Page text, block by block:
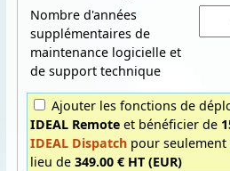
Nombre d'années
supplémentaires de
maintenance logicielle et
de support technique
Ajouter les fonctions de
IDEAL Remote et bénéficier de
IDEAL Dispatchpour seulement
lieu de 349.00 € HT (EUR)